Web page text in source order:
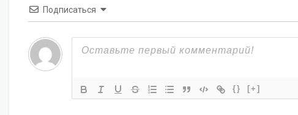
Подписаться
{} [+]